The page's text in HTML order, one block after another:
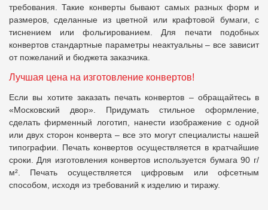
требования. Такие конверты бывают самых разных форм и
размеров, сделанные из цветной или крафтовой бумаги, с
тиснением или фольгированием. Для печати подобных
конвертов стандартные параметры неактуальны – все зависит
от пожеланий и бюджета заказчика.
Лучшая цена на изготовление конвертов!
Если вы хотите заказать печать конвертов – обращайтесь в
«Московский двор». Придумать стильное оформление,
сделать фирменный логотип, нанести изображение с одной
или двух сторон конверта – все это могут специалисты нашей
типографии. Печать конвертов осуществляется в кратчайшие
сроки. Для изготовления конвертов используется бумага 90 г/
м². Печать осуществляется цифровым или офсетным
способом, исходя из требований к изделию и тиражу.